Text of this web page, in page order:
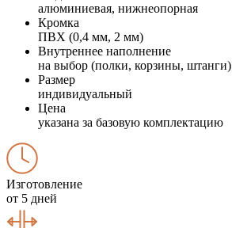
алюминиевая, нижнеопорная
Кромка
ПВХ (0,4 мм, 2 мм)
Внутреннее наполнение
на выбор (полки, корзины, штанги)
Размер
индивидуальный
Цена
указана за базовую комплектацию
Изготовление
от 5 дней